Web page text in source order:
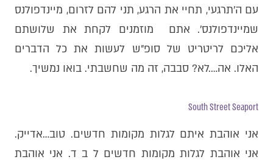
עם ה׳תרגעי, תחיי את הרגע, תני להם לזרום, מיינדפולנס
שמיינדפולנס׳. אתם מוזמנים לקחת את שלושתם
אליכם לריטריט של סופ״ש לעשות את כל הדברים
האלו. אה….לא? סבבה, זה מה שחשבתי. בואו נמשיך.
South Street Seaport
אני אוהבת איתם לגלות מקומות חדשים. טוב…אדייק.
אני אוהבת לגלות מקומות חדשים ל ב ד. אני אוהבת